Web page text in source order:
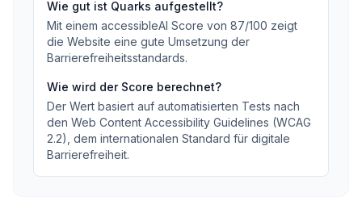
Wie gut ist Quarks aufgestellt?
Mit einem accessibleAI Score von 87/100 zeigt
die Website eine gute Umsetzung der
Barrierefreiheitsstandards.
Wie wird der Score berechnet?
Der Wert basiert auf automatisierten Tests nach
den Web Content Accessibility Guidelines (WCAG
2.2), dem internationalen Standard für digitale
Barrierefreiheit.